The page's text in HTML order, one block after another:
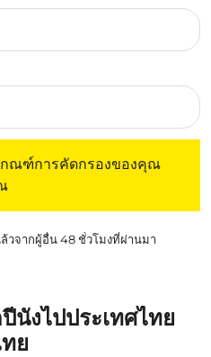
กณฑ์การคัดกรองของคุณ
วจากผู้อื่น 48 ชั่วโมงที่ผ่านมา
นังไปประเทศไทย
ย